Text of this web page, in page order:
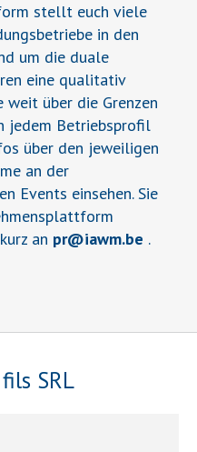
stellt euch viele
in den
um die duale
eine qualitativ
über die Grenzen
jedem Betriebsprofil
über den jeweiligen
an der
Events einsehen. Sie
an pr@iawm.be .
SRL